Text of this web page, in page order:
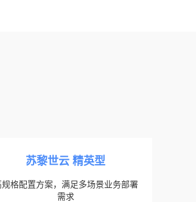
苏黎世云 精英型
规格配置方案，满足多场景业务部署
需求